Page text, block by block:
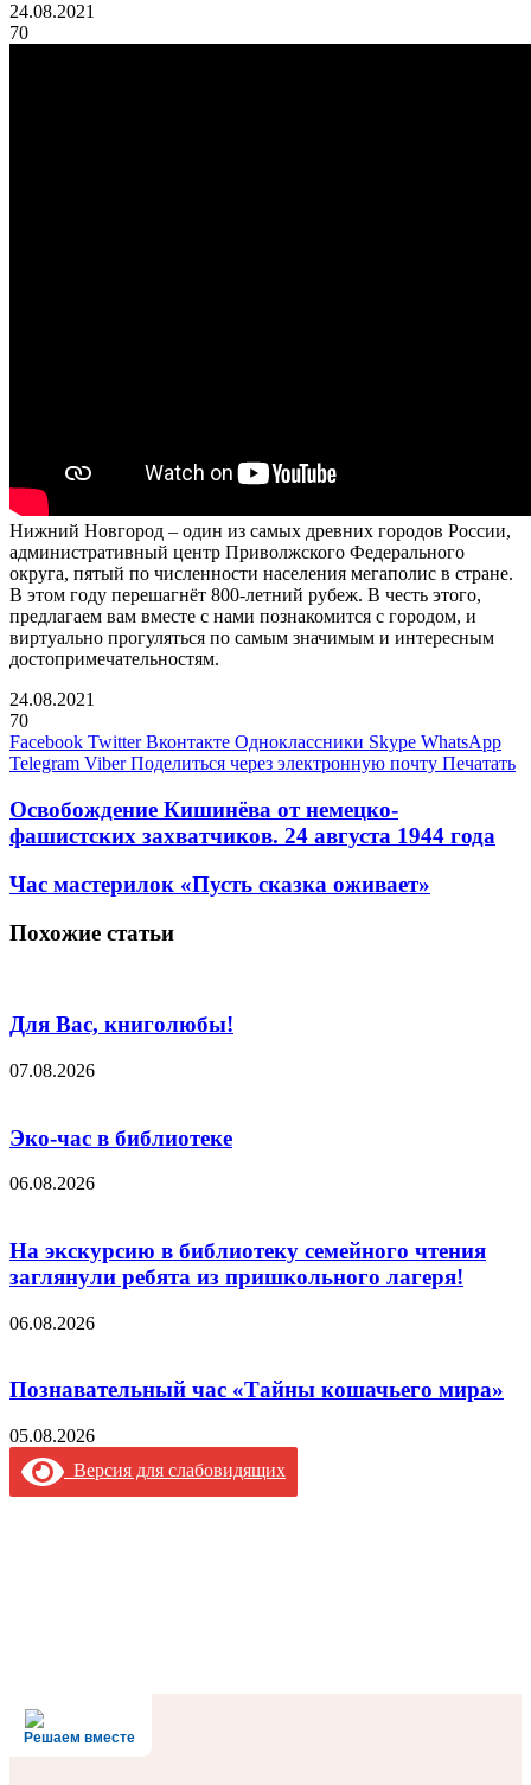
24.08.2021
70
Нижний Новгород – один из самых древних городов России,
административный центр Приволжского Федерального
округа, пятый по численности населения мегаполис в стране.
В этом году перешагнёт 800-летний рубеж. В честь этого,
предлагаем вам вместе с нами познакомится с городом, и
виртуально прогуляться по самым значимым и интересным
достопримечательностям.
24.08.2021
70
Facebook Twitter Вконтакте Одноклассники Skype WhatsApp
Telegram Viber Поделиться через электронную почту Печатать
Освобождение Кишинёва от немецко-
фашистских захватчиков. 24 августа 1944 года
Час мастерилок «Пусть сказка оживает»
Похожие статьи
Для Вас, книголюбы!
07.08.2026
Эко-час в библиотеке
06.08.2026
На экскурсию в библиотеку семейного чтения
заглянули ребята из пришкольного лагеря!
06.08.2026
Познавательный час «Тайны кошачьего мира»
05.08.2026
Версия для слабовидящих
Решаем вместе